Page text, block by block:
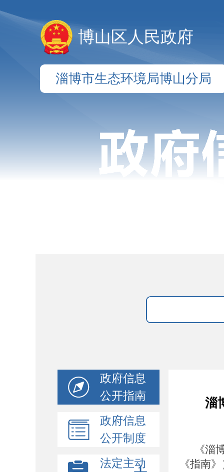
博山区人民政府
淄博市生态环境局博山分局
政府信息
公开指南
政府信息
公开制度
法定主动
淄
《淄
《指南